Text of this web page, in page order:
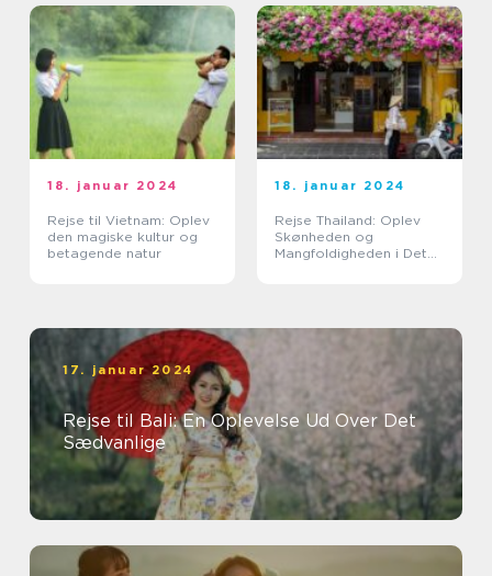
18. januar 2024
Rejse til Vietnam: Oplev
den magiske kultur og
betagende natur
18. januar 2024
Rejse Thailand: Oplev
Skønheden og
Mangfoldigheden i Det
17. januar 2024
Rejse til Bali: En Oplevelse Ud Over Det
Sædvanlige